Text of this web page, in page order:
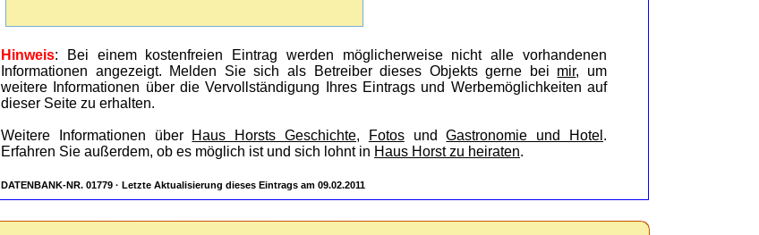
Hinweis: Bei einem kostenfreien Eintrag werden möglicherweise nicht alle vorhandenen
Informationen angezeigt. Melden Sie sich als Betreiber dieses Objekts gerne bei mir, um
weitere Informationen über die Vervollständigung Ihres Eintrags und Werbemöglichkeiten auf
dieser Seite zu erhalten.
Weitere Informationen über Haus Horsts Geschichte, FotosundGastronomie und Hotel .
Erfahren Sie außerdem, ob es möglich ist und sich lohnt in Haus Horst zu heiraten.
DATENBANK-NR. 01779 · Letzte Aktualisierung dieses Eintrags am 09.02.2011